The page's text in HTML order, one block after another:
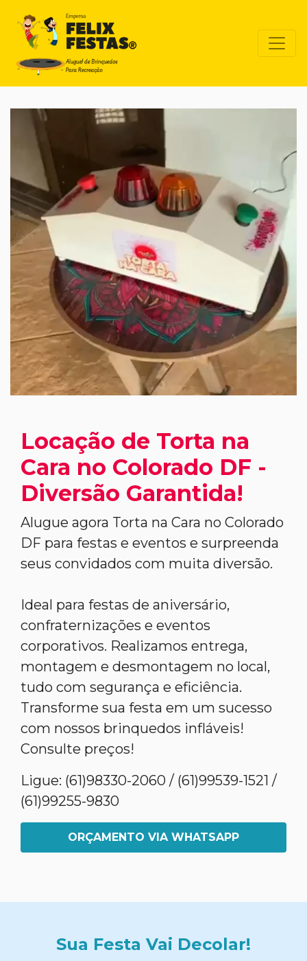
Locação de Torta na
Cara no Colorado DF -
Diversão Garantida!
Alugue agora Torta na Cara no Colorado
DF para festas e eventos e surpreenda
seus convidados com muita diversão.
Ideal para festas de aniversário,
confraternizações e eventos
corporativos. Realizamos entrega,
montagem e desmontagem no local,
tudo com segurança e eficiência.
Transforme sua festa em um sucesso
com nossos brinquedos infláveis!
Consulte preços!
Ligue: (61)98330-2060 / (61)99539-1521 /
(61)99255-9830
ORÇAMENTO VIA WHATSAPP
Sua Festa Vai Decolar!